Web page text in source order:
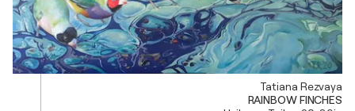
Tatiana Rezvaya
RAINBOW FINCHES